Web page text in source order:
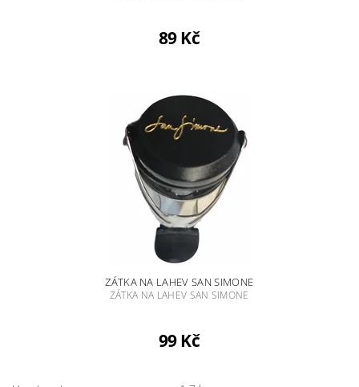
89 Kč
ZÁTKA NA LAHEV SAN SIMONE
ZÁTKA NA LAHEV SAN SIMONE
99 Kč